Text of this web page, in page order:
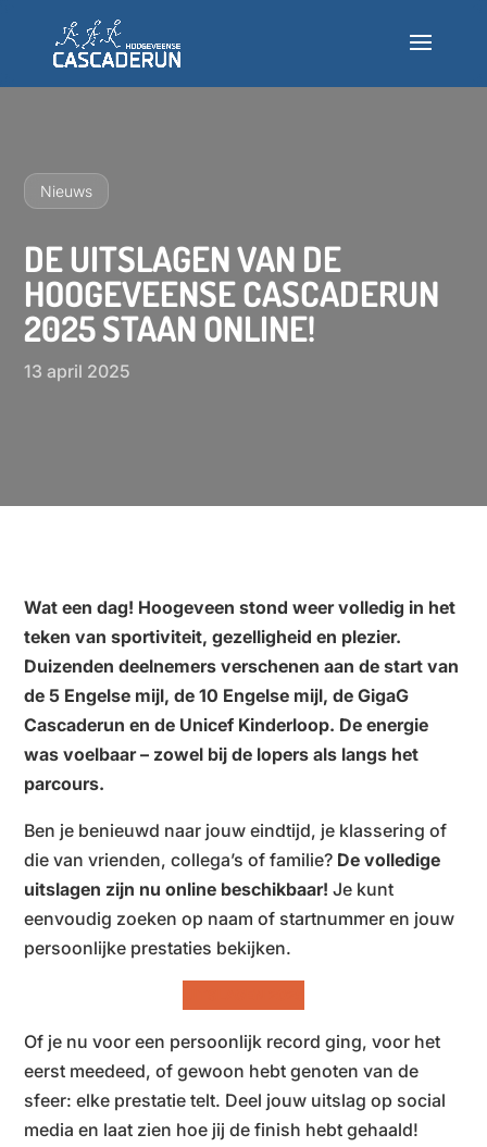
Nieuws
DE UITSLAGEN VAN DE
HOOGEVEENSE CASCADERUN
2025 STAAN ONLINE!
13 april 2025
Wat een dag! Hoogeveen stond weer volledig in het
teken van sportiviteit, gezelligheid en plezier.
Duizenden deelnemers verschenen aan de start van
de 5 Engelse mijl, de 10 Engelse mijl, de GigaG
Cascaderun en de Unicef Kinderloop. De energie
was voelbaar – zowel bij de lopers als langs het
parcours.
Ben je benieuwd naar jouw eindtijd, je klassering of
die van vrienden, collega’s of familie? De volledige
uitslagen zijn nu online beschikbaar! Je kunt
eenvoudig zoeken op naam of startnummer en jouw
persoonlijke prestaties bekijken.
Of je nu voor een persoonlijk record ging, voor het
eerst meedeed, of gewoon hebt genoten van de
sfeer: elke prestatie telt. Deel jouw uitslag op social
media en laat zien hoe jij de finish hebt gehaald!
Info
Testlopen
Veelgestelde vragen